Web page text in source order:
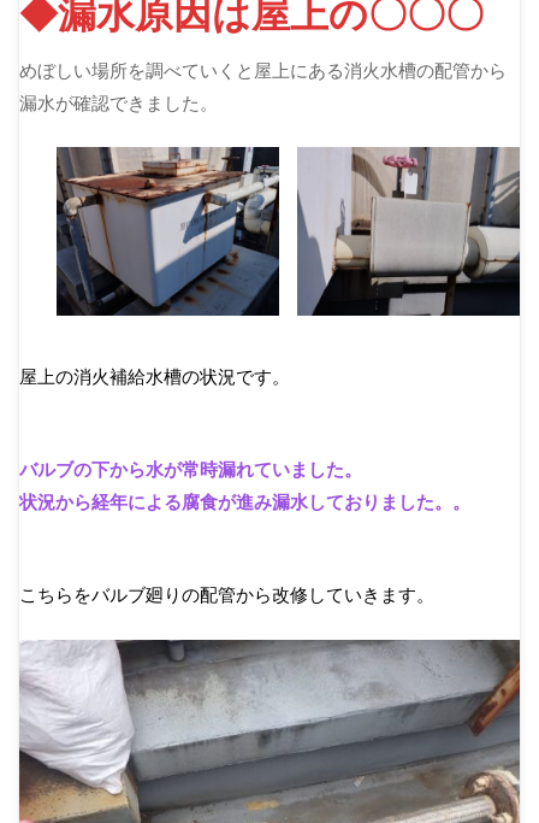
◆漏水原因は屋上の〇〇〇
めぼしい場所を調べていくと屋上にある消火水槽の配管から
漏水が確認できました。
屋上の消火補給水槽の状況です。
バルブの下から水が常時漏れていました。
状況から経年による腐食が進み漏水しておりました。。
こちらをバルブ廻りの配管から改修していきます。